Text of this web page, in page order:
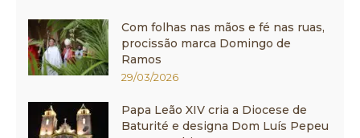
Com folhas nas mãos e fé nas ruas,
procissão marca Domingo de
Ramos
29/03/2026
Papa Leão XIV cria a Diocese de
Baturité e designa Dom Luís Pepeu